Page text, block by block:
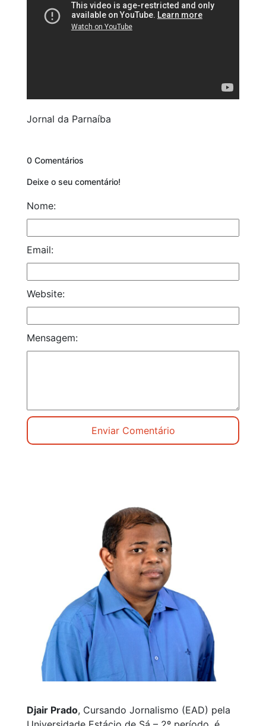
Jornal da Parnaíba
0 Comentários
Deixe o seu comentário!
Nome:
Email:
Website:
Mensagem:
Djair Prado, Cursando Jornalismo (EAD) pela